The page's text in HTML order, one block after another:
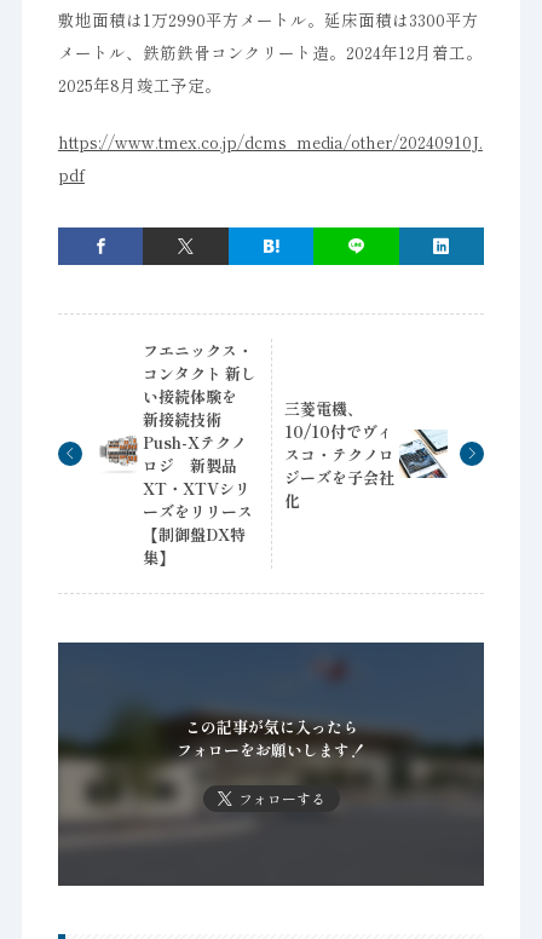
敷地面積は1万2990平方メートル。延床面積は3300平方
メートル、鉄筋鉄骨コンクリート造。2024年12月着工。
2025年8月竣工予定。
https://www.tmex.co.jp/dcms_media/other/20240910J.
pdf
フエニックス・
コンタクト 新し
い接続体験を
新接続技術
Push-Xテクノ
ロジ 新製品
XT・XTVシリ
ーズをリリース
【制御盤DX特
集】
三菱電機、
10/10付でヴィ
スコ・テクノロ
ジーズを子会社
化
この記事が気に入ったら
フォローをお願いします！
フォローする